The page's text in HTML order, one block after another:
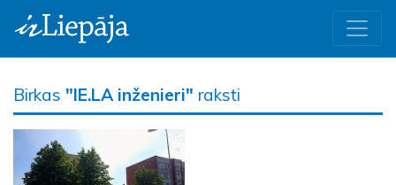
Birkas "IE.LA inženieri" raksti